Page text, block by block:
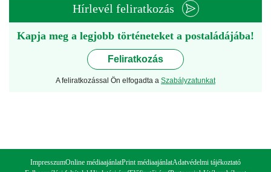
Hírlevél feliratkozás
Kapja meg a legjobb történeteket a postaládájába!
Feliratkozás
A feliratkozással Ön elfogadta a Szabályzatunkat
ImpresszumOnline médiaajánlatPrint médiaajánlatAdatvédelmi tájékoztató